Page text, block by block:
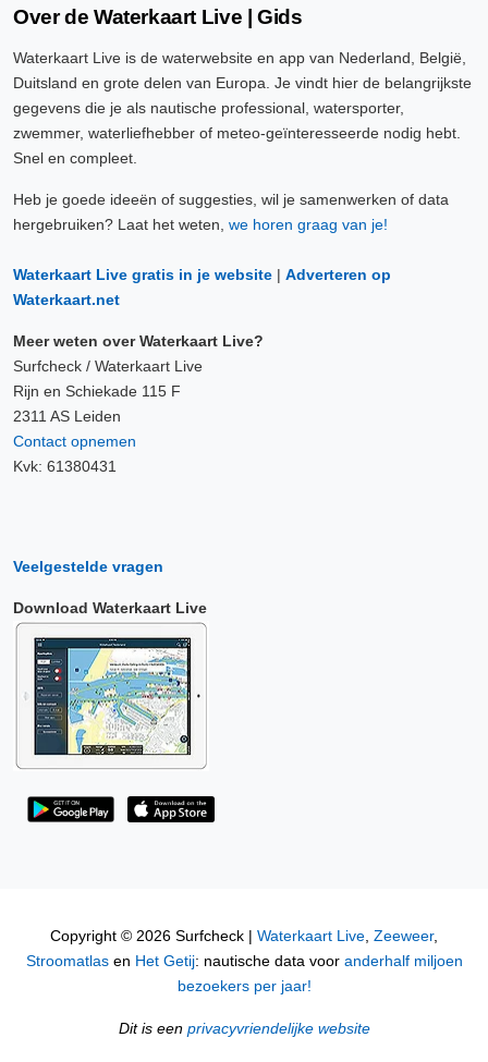
Over de Waterkaart Live | Gids
Waterkaart Live is de waterwebsite en app van Nederland, België,
Duitsland en grote delen van Europa. Je vindt hier de belangrijkste
gegevens die je als nautische professional, watersporter,
zwemmer, waterliefhebber of meteo-geïnteresseerde nodig hebt.
Snel en compleet.
Heb je goede ideeën of suggesties, wil je samenwerken of data
hergebruiken? Laat het weten, we horen graag van je!
Waterkaart Live gratis in je website | Adverteren op
Waterkaart.net
Meer weten over Waterkaart Live?
Surfcheck / Waterkaart Live
Rijn en Schiekade 115 F
2311 AS Leiden
Contact opnemen
Kvk: 61380431
Veelgestelde vragen
Download Waterkaart Live
Copyright © 2026 Surfcheck | Waterkaart Live, Zeeweer,
Stroomatlasen Het Getij: nautische data voor anderhalf miljoen
bezoekers per jaar!
Dit is een privacyvriendelijke website